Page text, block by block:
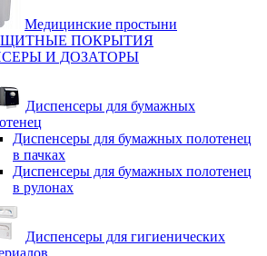
Медицинские простыни
ПОКРЫТИЯ
И ДОЗАТОРЫ
Диспенсеры для бумажных
Диспенсеры для бумажных полотенец
в пачках
Диспенсеры для бумажных полотенец
в рулонах
Диспенсеры для гигиенических